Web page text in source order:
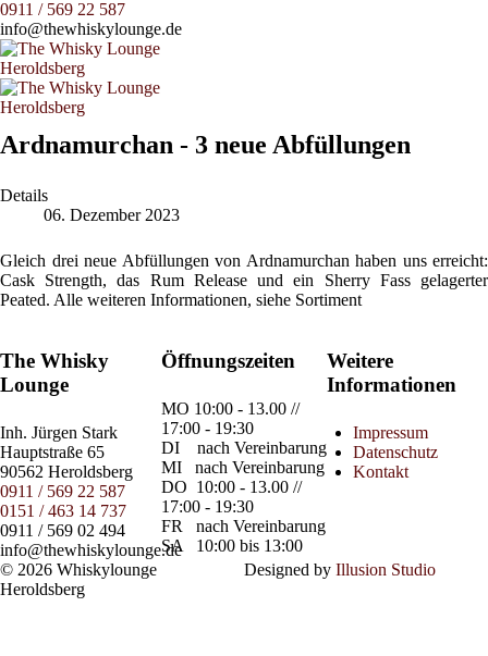
0911 / 569 22 587
info@thewhiskylounge.de
Ardnamurchan - 3 neue Abfüllungen
Details
06. Dezember 2023
Gleich drei neue Abfüllungen von Ardnamurchan haben uns erreicht:
Cask Strength, das Rum Release und ein Sherry Fass gelagerter
Peated. Alle weiteren Informationen, siehe Sortiment
The Whisky
Lounge
Inh. Jürgen Stark
Hauptstraße 65
90562 Heroldsberg
0911 / 569 22 587
0151 / 463 14 737
0911 / 569 02 494
info@thewhiskylounge.de
Öffnungszeiten
MO 10:00 - 13.00 //
17:00 - 19:30
DI
nach Vereinbarung
MI
nach Vereinbarung
DO 10:00 - 13.00 //
17:00 - 19:30
FR
nach Vereinbarung
SA
10:00 bis 13:00
Weitere
Informationen
Impressum
Datenschutz
Kontakt
© 2026 Whiskylounge
Heroldsberg
Designed by Illusion Studio